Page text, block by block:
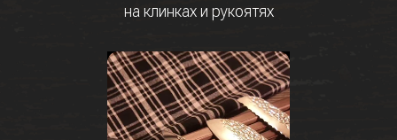
на клинках и рукоятях